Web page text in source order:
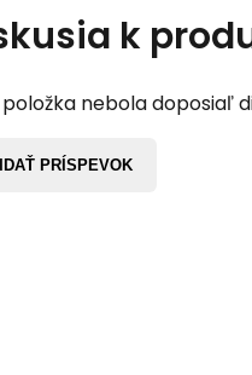
k
nebola doposiaľ
PRÍSPEVOK